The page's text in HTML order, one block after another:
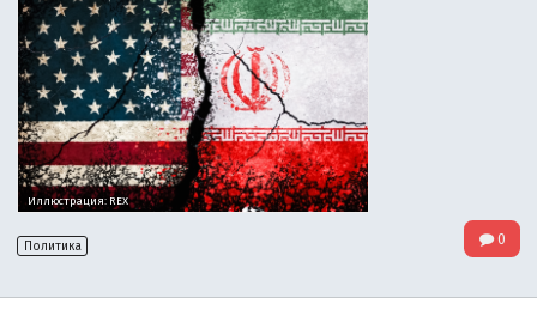
Иллюстрация: REX
Политика 0